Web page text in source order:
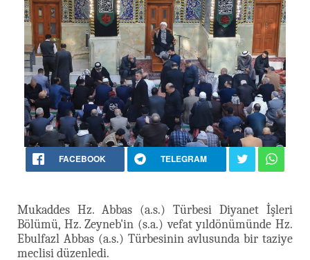
FACEBOOK TELEGRAM
Mukaddes Hz. Abbas (a.s.) Türbesi Diyanet İşleri
Bölümü, Hz. Zeyneb'in (s.a.) vefat yıldönümünde Hz.
Ebulfazl Abbas (a.s.) Türbesinin avlusunda bir taziye
meclisi düzenledi.